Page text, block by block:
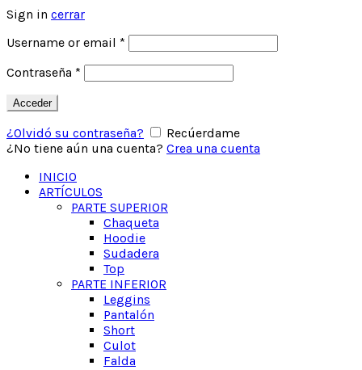
Sign in cerrar
Username or email *
Contraseña *
Acceder
¿Olvidó su contraseña?
Recúerdame
¿No tiene aún una cuenta? Crea una cuenta
INICIO
ARTÍCULOS
PARTE SUPERIOR
Chaqueta
Hoodie
Sudadera
Top
PARTE INFERIOR
Leggins
Pantalón
Short
Culot
Falda